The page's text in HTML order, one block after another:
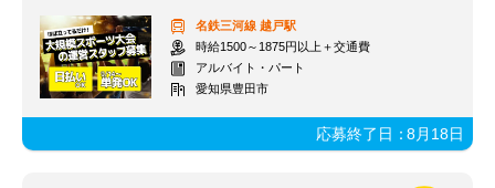
名鉄三河線 越戸駅
時給1500～1875円以上＋交通費
アルバイト・パート
愛知県豊田市
応募終了日：8月18日